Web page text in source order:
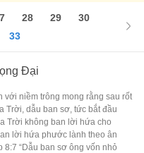
28 29
30
33
Đại
với niềm trông mong rằng sau rốt
Trời, dẫu ban sơ, tức bắt đầu
Trời không ban lời hứa cho
lời hứa phước lành theo ân
“Dẫu ban sơ ông vốn nhỏ